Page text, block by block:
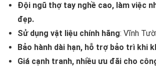
Đội ngũ thợ tay nghề cao, làm việc
đẹp.
Sử dụng vật liệu chính hãng: Vĩnh
Bảo hành dài hạn, hỗ trợ bảo trì khi
Giá cạnh tranh, nhiều ưu đãi cho